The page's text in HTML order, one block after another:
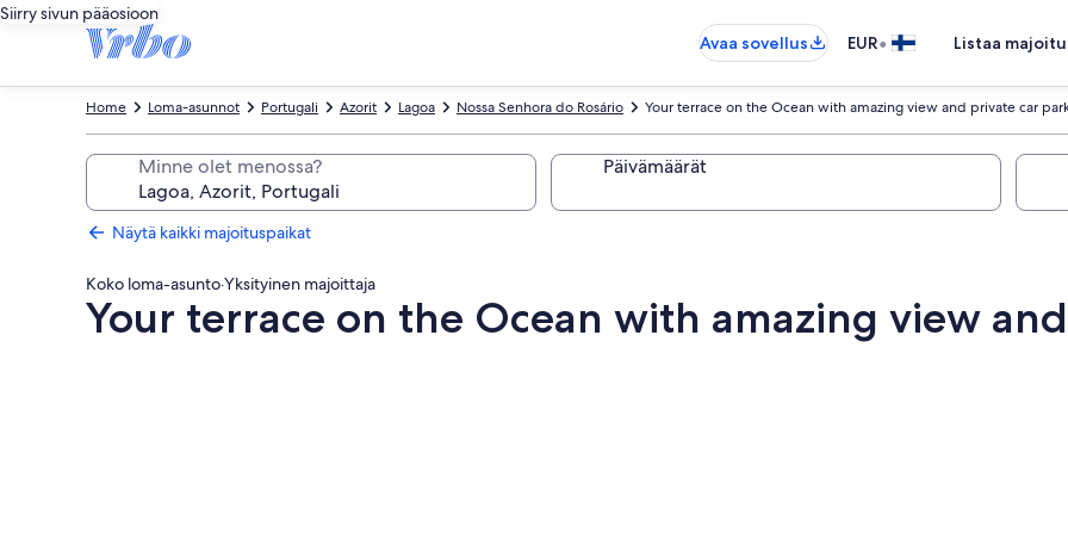
Siirry sivun pääosioon
Avaa sovellus
EUR• Listaa
Your terrace on the Ocean with amazing view and private car
Nossa Senhora do Rosário
Lagoa
Azorit
Portugali
Loma-asunnot
Home
Minne olet menossa? Päivämäärät
Näytä kaikki majoituspaikat
Koko loma-asunto·Yksityinen majoittaja
Your terrace on the Ocean with amazing view